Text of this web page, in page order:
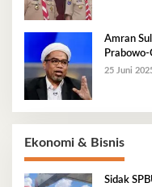
Amran
Prabowo-
25 Juni
Ekonomi & Bisnis
Sidak